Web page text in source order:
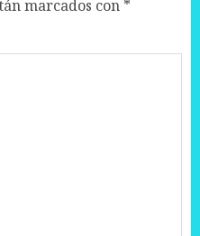
marcados con *